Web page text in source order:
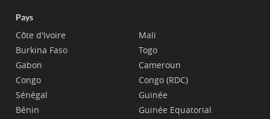
Pays
Côte d'Ivoire
Burkina Faso
Gabon
Congo
Sénégal
Bénin
Mali
Togo
Cameroun
Congo (RDC)
Guinée
Guinée Equatorial